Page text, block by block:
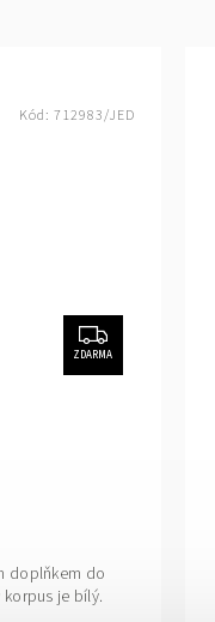
ZDARMA
doplňkem do
je bílý.
Kód: 712983/JED